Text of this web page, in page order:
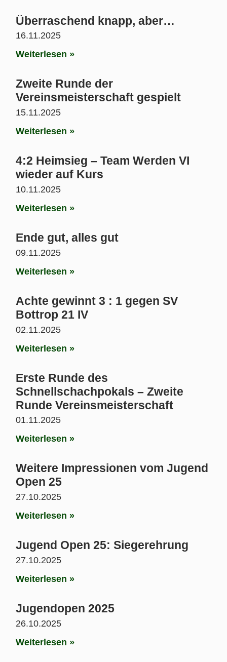
Überraschend knapp, aber…
16.11.2025
Weiterlesen »
Zweite Runde der
Vereinsmeisterschaft gespielt
15.11.2025
Weiterlesen »
4:2 Heimsieg – Team Werden VI
wieder auf Kurs
10.11.2025
Weiterlesen »
Ende gut, alles gut
09.11.2025
Weiterlesen »
Achte gewinnt 3 : 1 gegen SV
Bottrop 21 IV
02.11.2025
Weiterlesen »
Erste Runde des
Schnellschachpokals – Zweite
Runde Vereinsmeisterschaft
01.11.2025
Weiterlesen »
Weitere Impressionen vom Jugend
Open 25
27.10.2025
Weiterlesen »
Jugend Open 25: Siegerehrung
27.10.2025
Weiterlesen »
Jugendopen 2025
26.10.2025
Weiterlesen »